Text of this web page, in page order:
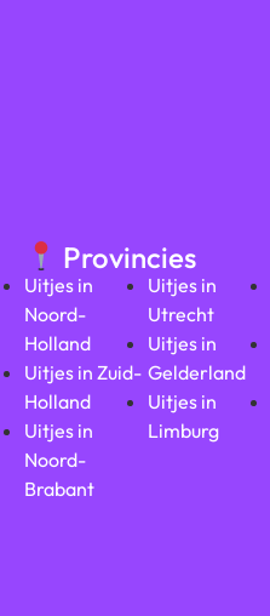
Provincies
Uitjes in
Noord-
Holland
Uitjes in Zuid-
Holland
Uitjes in
Noord-
Brabant
Uitjes in
Utrecht
Uitjes in
Gelderland
Uitjes in
Limburg